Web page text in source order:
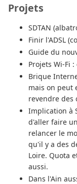
Projets
SDTAN
Finir l'ADSL
Guide du
Projets Wi-Fi :
Brique
mais on peut
revendre des
Implication à
d'aller faire
relancer le
qu'il y a des
Loire. Quota
aussi.
Dans l'Ain